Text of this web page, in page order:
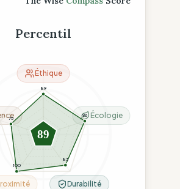
Percentil
89
96
83
100
75
89
Éthique
Écologie
Durabilité